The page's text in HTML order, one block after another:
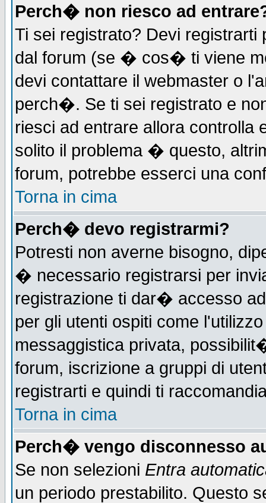
Perch� non riesco ad
Ti sei registrato? Devi registrarti
dal forum (se � cos� ti viene
devi contattare il webmaster o
perch�. Se ti sei registrato e
riesci ad entrare allora controlla
solito il problema � questo,
forum, potrebbe esserci una
Torna in cima
Perch� devo registrarmi?
Potresti non averne bisogno,
� necessario registrarsi per
registrazione ti dar� accesso
per gli utenti ospiti come
messaggistica privata,
forum, iscrizione a gruppi di
registrarti e quindi ti
Torna in cima
Perch� vengo disconnesso
Se non selezioni Entra
un periodo prestabilito. Questo